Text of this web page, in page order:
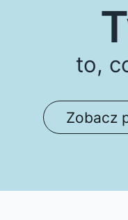
to,
Zobacz